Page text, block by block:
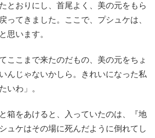
とおりにし、首尾よく、美の元をもら
ってきました。ここで、プシュケは、
思います。
ここまで来たのだもの、美の元をちょ
んじゃないかしら。きれいになった私
いわ」。
箱をあけると、入っていたのは、『地
ュケはその場に死んだように倒れてし